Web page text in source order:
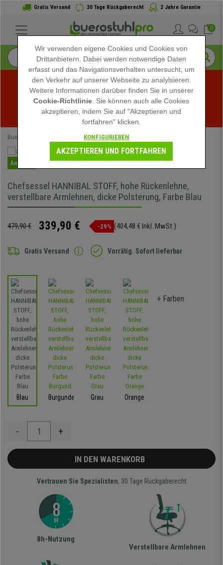
Gratis Versand 30 Tage Rückgaberecht 2 Jahre Garantie
0
Sommerschlussverkauf bei buerostuhlpro! Exklusive
Rabatte für kurze Zeit - Aktion ansehen -
Buerostuhlpro Chefsessel
Angebot
Chefsessel HANNIBAL STOFF, hohe Rückenlehne,
verstellbare Armlehnen, dicke Polsterung, Farbe Blau
479,90 € 339,90 € -29% (404,48 € Inkl. MwSt.)
Gratis Versand Vorrätig. Sofort lieferbar
Blau Burgunder Grau Orange
+ Farben
- +
IN DEN WARENKORB
Vertrauen Sie Spezialisten, 30 Tage Rückgaberecht
8h-Nutzung
Verstellbare Armlehnen
Wir verwenden eigene Cookies und Cookies von
Drittanbietern. Dabei werden notwendige Daten
erfasst und das Navigationsverhalten untersucht, um
den Verkehr auf unserer Webseite zu analylsieren.
Weitere Informationen darüber finden Sie in unserer
Cookie-Richtlinie . Sie können auch alle Cookies
akzeptieren, indem Sie auf "Akzeptieren und
fortfahren" klicken.
KONFIGURIEREN
AKZEPTIEREN UND FORTFAHREN